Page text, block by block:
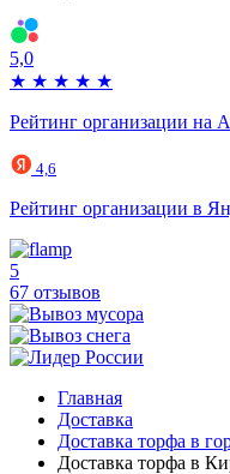
5,0
★ ★ ★ ★ ★
Рейтинг организации на
4,6
Рейтинг организации в
5
67 отзывов
Главная
Доставка
Доставка торфа в
Доставка торфа в